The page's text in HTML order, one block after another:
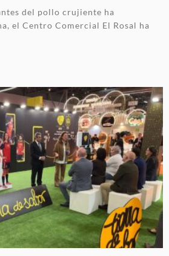
del pollo crujiente ha
el Centro Comercial El Rosal ha